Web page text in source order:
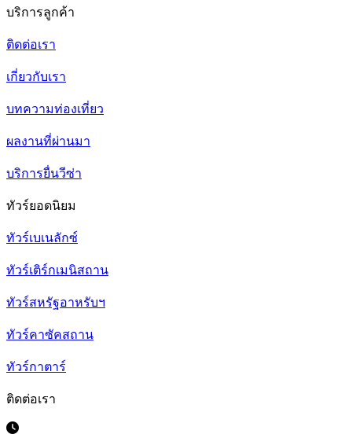
บริการลูกค้า
ติดต่อเรา
เกี่ยวกับเรา
บทความท่องเที่ยว
ผลงานที่ผ่านมา
บริการยื่นวีซ่า
ทัวร์ยอดนิยม
ทัวร์เบเนลักซ์
ทัวร์เติร์กเมนิสถาน
ทัวร์สหรัฐอาหรับฯ
ทัวร์คาซัคสถาน
ทัวร์กาตาร์
ติดต่อเรา